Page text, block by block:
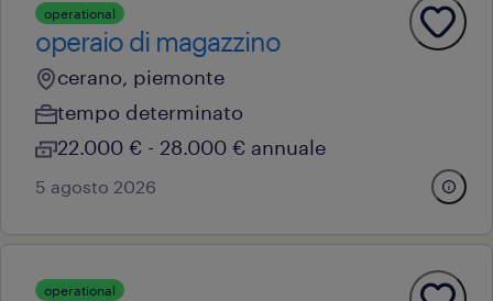
operational
operaio di magazzino
cerano, piemonte
tempo determinato
22.000 € - 28.000 € annuale
5 agosto 2026
operational